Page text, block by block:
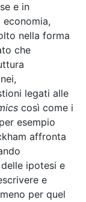
e in
nella forma
che
legati alle
così come i
esempio
affronta
ipotesi e
e
per quel